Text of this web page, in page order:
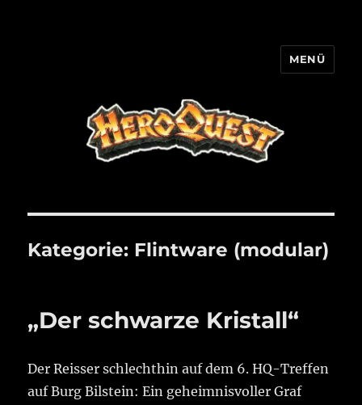
MENÜ
Kategorie: Flintware (modular)
„Der schwarze Kristall“
Der Reisser schlechthin auf dem 6. HQ-Treffen
auf Burg Bilstein: Ein geheimnisvoller Graf